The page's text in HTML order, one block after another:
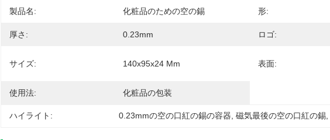
製品名: 化粧品のための空の錫 形:
厚さ: 0.23mm ロゴ:
サイズ: 140x95x24 Mm 表面:
使用法: 化粧品の包装
ハイライト: 0.23mmの空の口紅の錫の容器 , 磁気最後の空の口紅の錫